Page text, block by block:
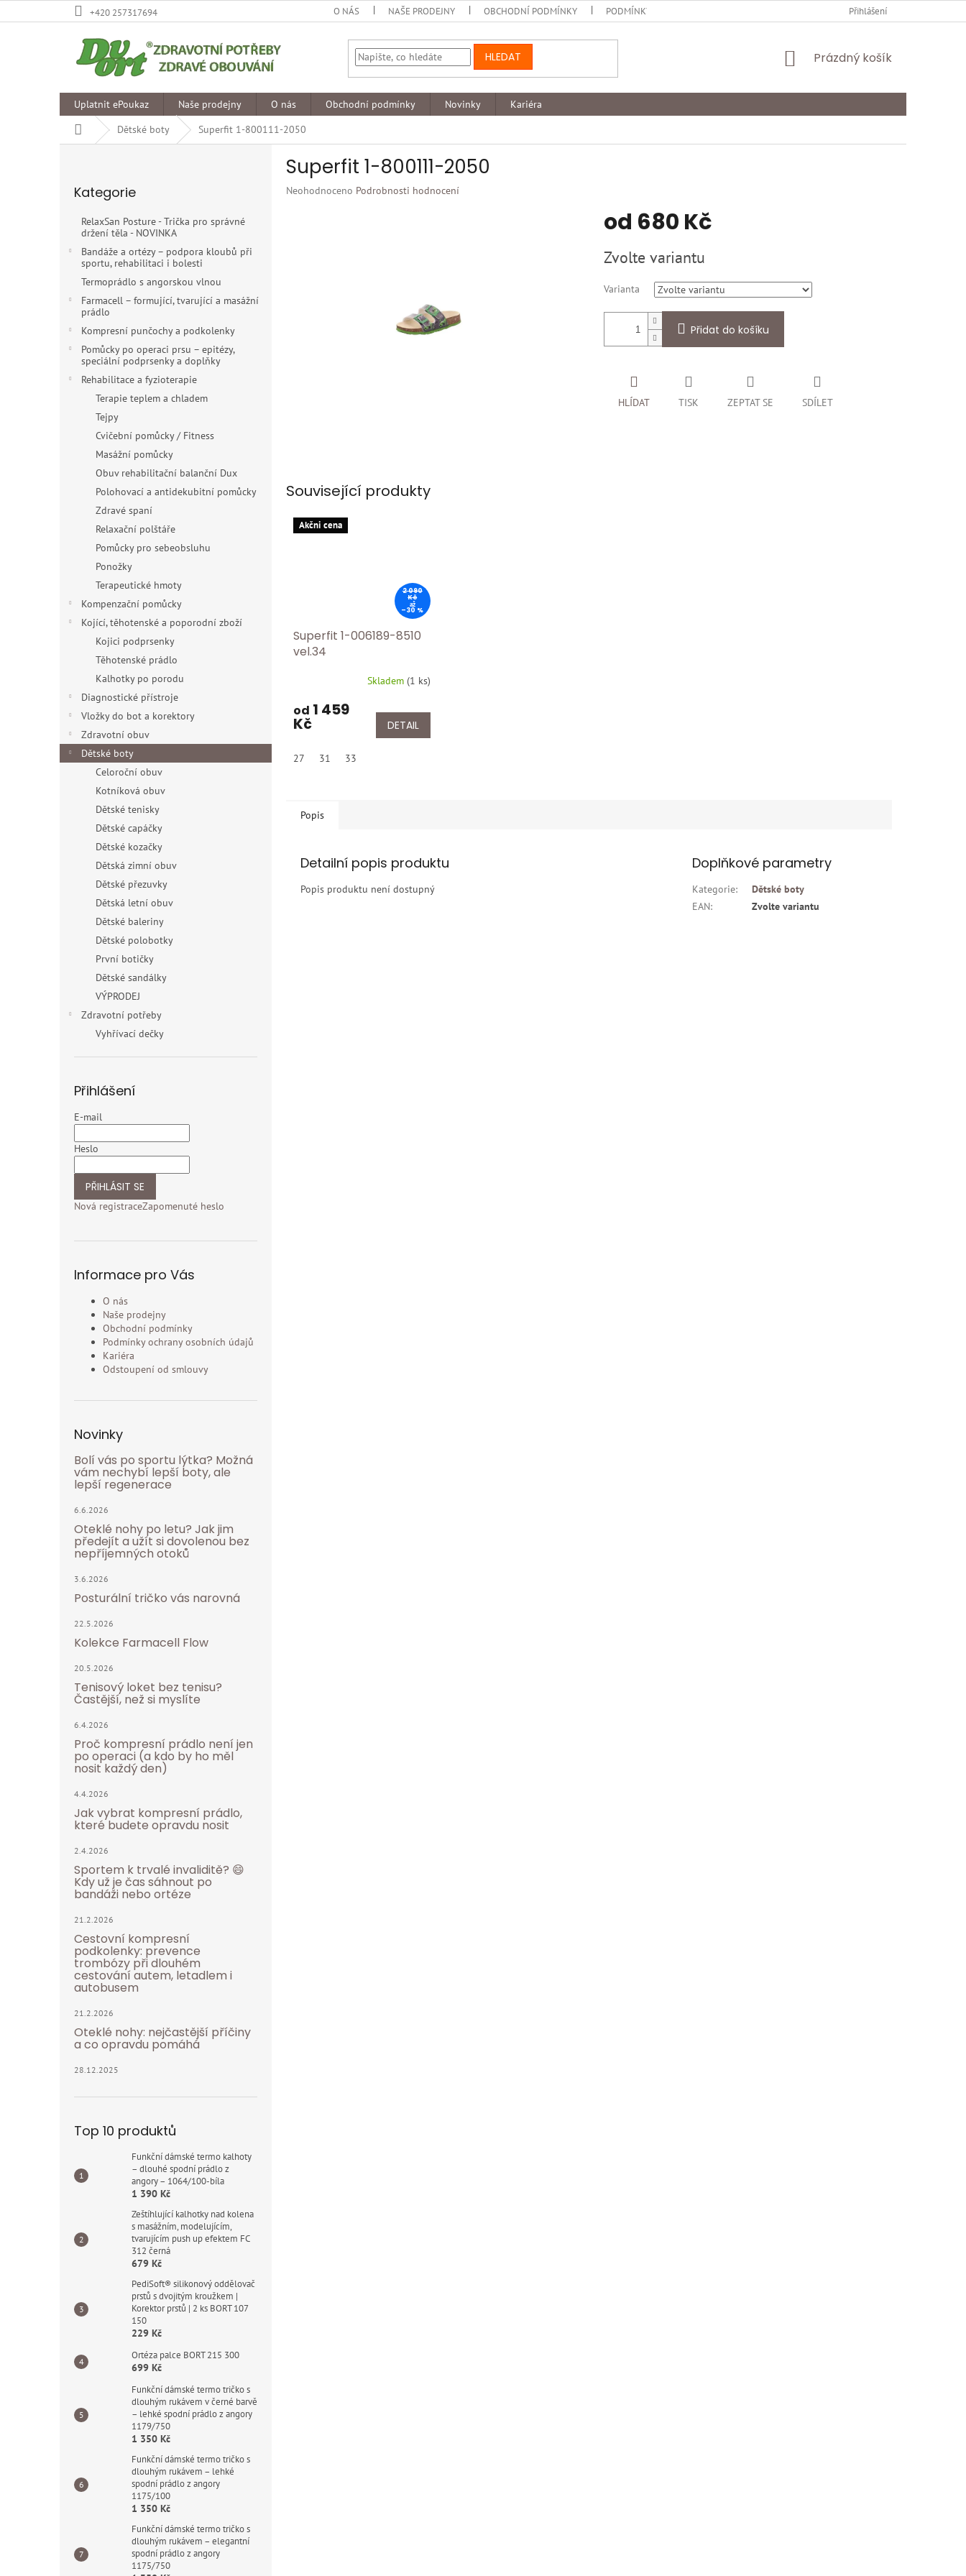
na
+420 257317694 O NÁS NAŠE PRODEJNY OBCHODNÍ PODMÍNKY PODMÍNKY OCHRANY OSOBNÍCH ÚDAJŮ ODSTOUPENÍ OD
Přihlášení
HLEDAT
NÁKUPNÍ
Prázdný košík
Uplatnit ePoukaz Naše prodejny O nás Obchodní podmínky Novinky
Kariéra
Domů
Dětské boty Superfit 1-800111-2050
kategorie
Kategorie
RelaxSan Posture - Trička pro správné
držení těla - NOVINKA
Bandáže a ortézy – podpora kloubů při
sportu, rehabilitaci i bolesti
Termoprádlo s angorskou vlnou
Farmacell – formující, tvarující a masážní
prádlo
Kompresní punčochy a podkolenky
Pomůcky po operaci prsu – epitézy,
speciální podprsenky a doplňky
Rehabilitace a fyzioterapie
Terapie teplem a chladem
Tejpy
Cvičební pomůcky / Fitness
Masážní pomůcky
Obuv rehabilitační balanční Dux
Polohovací a antidekubitní pomůcky
Zdravé spaní
Relaxační polštáře
Pomůcky pro sebeobsluhu
Ponožky
Terapeutické hmoty
Kompenzační pomůcky
Kojící, těhotenské a poporodní zboží
Kojici podprsenky
Těhotenské prádlo
Kalhotky po porodu
Diagnostické přístroje
Vložky do bot a korektory
Zdravotní obuv
Dětské boty
Celoroční obuv
Kotníková obuv
Dětské tenisky
Dětské capáčky
Dětské kozačky
Dětská zimní obuv
Dětské přezuvky
Dětská letní obuv
Dětské baleriny
Dětské polobotky
První botičky
Dětské sandálky
VÝPRODEJ
Zdravotní potřeby
Vyhřívací dečky
Přihlášení
E-mail
Heslo
PŘIHLÁSIT SE
Nová registraceZapomenuté heslo
Informace pro Vás
O nás
Naše prodejny
Obchodní podmínky
Podmínky ochrany osobních údajů
Kariéra
Odstoupení od smlouvy
Novinky
Bolí vás po sportu lýtka? Možná
vám nechybí lepší boty, ale
lepší regenerace
6.6.2026
Oteklé nohy po letu? Jak jim
předejít a užít si dovolenou bez
nepříjemných otoků
3.6.2026
Posturální tričko vás narovná
22.5.2026
Kolekce Farmacell Flow
20.5.2026
Tenisový loket bez tenisu?
Častější, než si myslíte
6.4.2026
Proč kompresní prádlo není jen
po operaci (a kdo by ho měl
nosit každý den)
4.4.2026
Jak vybrat kompresní prádlo,
které budete opravdu nosit
2.4.2026
Sportem k trvalé invaliditě? 😄
Kdy už je čas sáhnout po
bandáži nebo ortéze
21.2.2026
Cestovní kompresní
podkolenky: prevence
trombózy při dlouhém
cestování autem, letadlem i
autobusem
21.2.2026
Oteklé nohy: nejčastější příčiny
a co opravdu pomáhá
28.12.2025
Top 10 produktů
Funkční dámské termo kalhoty
– dlouhé spodní prádlo z
angory – 1064/100-bíla
1 390 Kč
Zeštíhlující kalhotky nad kolena
s masážním, modelujícím,
tvarujícím push up efektem FC
312 černá
679 Kč
PediSoft® silikonový oddělovač
prstů s dvojitým kroužkem |
Korektor prstů | 2 ks BORT 107
150
229 Kč
Ortéza palce BORT 215 300
699 Kč
Funkční dámské termo tričko s
dlouhým rukávem v černé barvě
– lehké spodní prádlo z angory
1179/750
1 350 Kč
Funkční dámské termo tričko s
dlouhým rukávem – lehké
spodní prádlo z angory
1175/100
1 350 Kč
Funkční dámské termo tričko s
dlouhým rukávem – elegantní
spodní prádlo z angory
1175/750
Superfit 1-800111-2050
Průměrné
Neohodnoceno Podrobnosti hodnocení
od 680 Kč
cena:
Zvolte variantu
Varianta
Přidat do košíku
TISK ZEPTAT SE
HLÍDAT SDÍLET
Související produkty
Akčni cena
2 090
Kč
až
–30 %
Superfit 1-006189-8510
vel.34
Skladem (1 ks)
od 1 459
Kč DETAIL
27 31 33
Popis
Detailní popis produktu
Popis produktu není dostupný
Doplňkové parametry
Kategorie:
Dětské boty
EAN: Zvolte variantu